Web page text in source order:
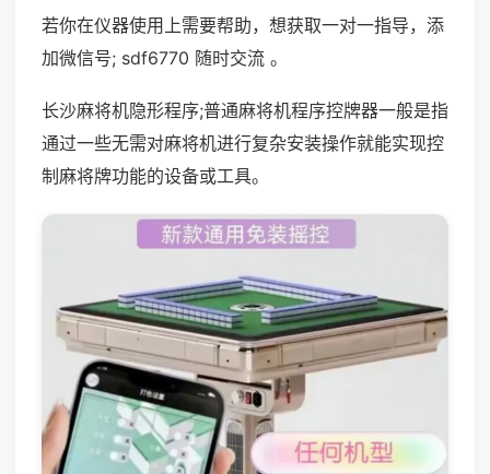
若你在仪器使用上需要帮助，想获取一对一指导，添
加微信号; sdf6770 随时交流 。
长沙麻将机隐形程序;普通麻将机程序控牌器一般是指
通过一些无需对麻将机进行复杂安装操作就能实现控
制麻将牌功能的设备或工具。